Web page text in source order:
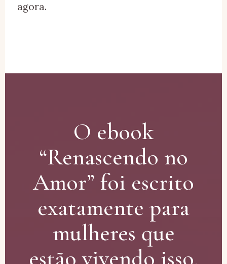
agora.
O ebook
“Renascendo no
Amor” foi escrito
exatamente para
mulheres que
estão vivendo isso.